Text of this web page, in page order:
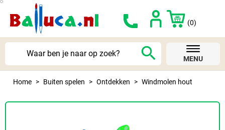
(0)
search MENU
Home Buiten spelen Ontdekken Windmolen hout